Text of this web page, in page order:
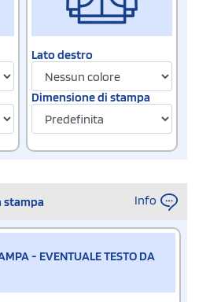
Lato destro
Dimensione di stampa
stampa Info
- EVENTUALE TESTO DA